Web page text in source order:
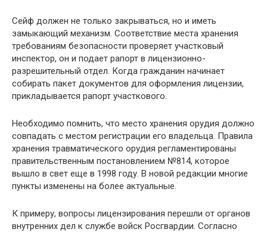
Сейф должен не только закрываться, но и иметь
замыкающий механизм. Соответствие места хранения
требованиям безопасности проверяет участковый
инспектор, он и подает рапорт в лицензионно-
разрешительный отдел. Когда гражданин начинает
собирать пакет документов для оформления лицензии,
прикладывается рапорт участкового.
Необходимо помнить, что место хранения орудия должно
совпадать с местом регистрации его владельца. Правила
хранения травматического орудия регламентированы
правительственным постановлением №814, которое
вышло в свет еще в 1998 году. В новой редакции многие
пункты изменены на более актуальные.
К примеру, вопросы лицензирования перешли от органов
внутренних дел к службе войск Росгвардии. Согласно